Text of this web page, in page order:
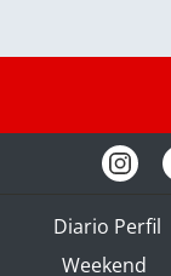
Diario Perfil
Weekend